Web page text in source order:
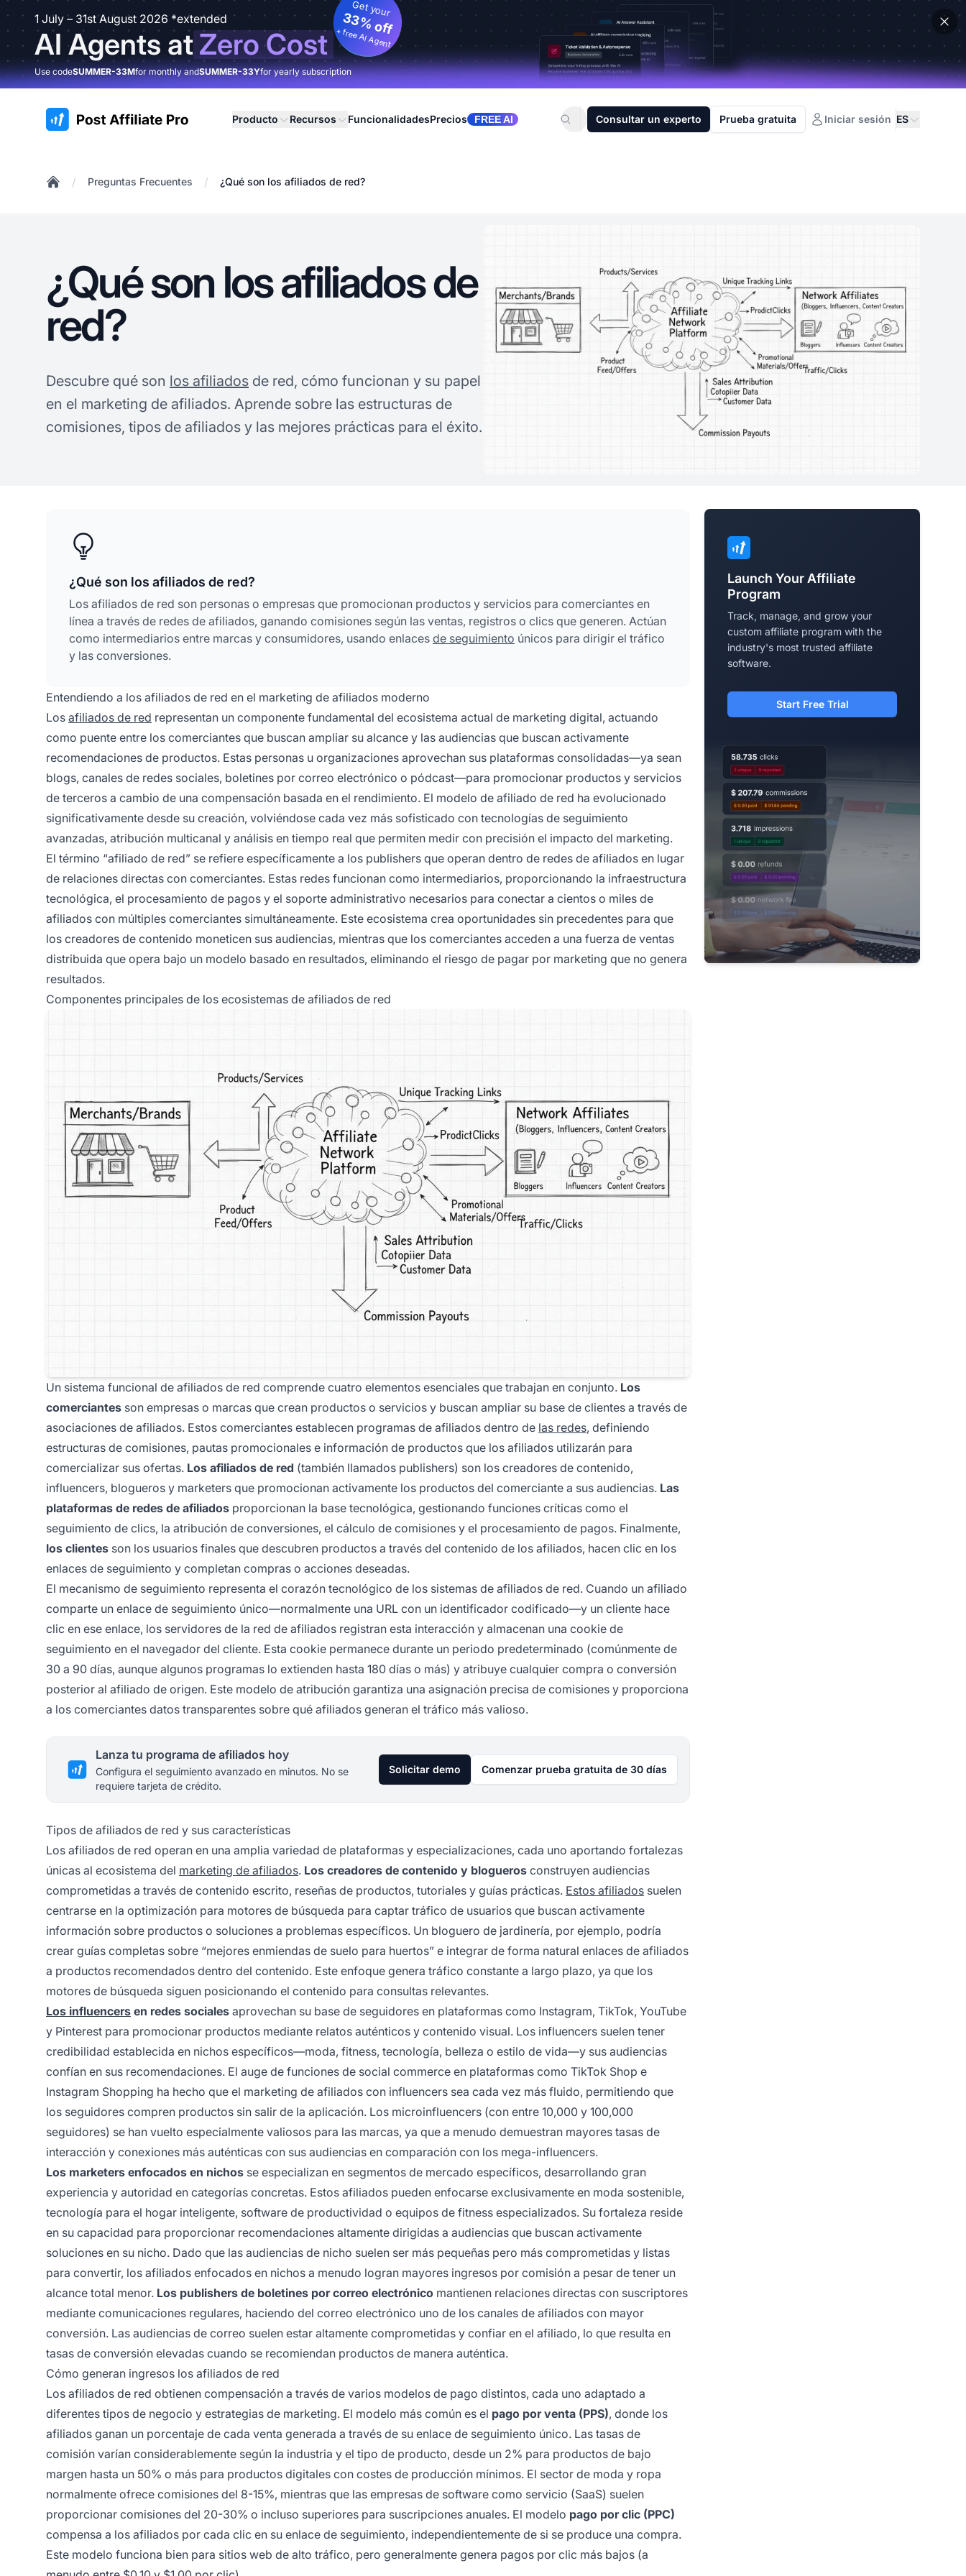
1 July – 31st August 2026 *extended
AI Agents atZero Cost
Get your
33% off
+ free AI Agent
Use codeSUMMER-33Mfor monthly andSUMMER-33Yfor yearly subscription
:site.title Producto Recursos FuncionalidadesPrecios FREE AI Consultar un experto Prueba gratuita Iniciar sesión ES
/ Preguntas Frecuentes / ¿Qué son los afiliados de red?
¿Qué son los afiliados de
red?
Descubre qué son los afiliados de red, cómo funcionan y su papel
en el marketing de afiliados. Aprende sobre las estructuras de
comisiones, tipos de afiliados y las mejores prácticas para el éxito.
¿Qué son los afiliados de red?
Los afiliados de red son personas o empresas que promocionan productos y servicios para comerciantes en
línea a través de redes de afiliados, ganando comisiones según las ventas, registros o clics que generen. Actúan
como intermediarios entre marcas y consumidores, usando enlaces de seguimiento únicos para dirigir el tráfico
y las conversiones.
Entendiendo a los afiliados de red en el marketing de afiliados moderno
Los afiliados de red representan un componente fundamental del ecosistema actual de marketing digital, actuando
como puente entre los comerciantes que buscan ampliar su alcance y las audiencias que buscan activamente
recomendaciones de productos. Estas personas u organizaciones aprovechan sus plataformas consolidadas—ya sean
blogs, canales de redes sociales, boletines por correo electrónico o pódcast—para promocionar productos y servicios
de terceros a cambio de una compensación basada en el rendimiento. El modelo de afiliado de red ha evolucionado
significativamente desde su creación, volviéndose cada vez más sofisticado con tecnologías de seguimiento
avanzadas, atribución multicanal y análisis en tiempo real que permiten medir con precisión el impacto del marketing.
El término “afiliado de red” se refiere específicamente a los publishers que operan dentro de redes de afiliados en lugar
de relaciones directas con comerciantes. Estas redes funcionan como intermediarios, proporcionando la infraestructura
tecnológica, el procesamiento de pagos y el soporte administrativo necesarios para conectar a cientos o miles de
afiliados con múltiples comerciantes simultáneamente. Este ecosistema crea oportunidades sin precedentes para que
los creadores de contenido moneticen sus audiencias, mientras que los comerciantes acceden a una fuerza de ventas
distribuida que opera bajo un modelo basado en resultados, eliminando el riesgo de pagar por marketing que no genera
resultados.
Componentes principales de los ecosistemas de afiliados de red
Un sistema funcional de afiliados de red comprende cuatro elementos esenciales que trabajan en conjunto. Los
comerciantes son empresas o marcas que crean productos o servicios y buscan ampliar su base de clientes a través de
asociaciones de afiliados. Estos comerciantes establecen programas de afiliados dentro de las redes, definiendo
estructuras de comisiones, pautas promocionales e información de productos que los afiliados utilizarán para
comercializar sus ofertas. Los afiliados de red (también llamados publishers) son los creadores de contenido,
influencers, blogueros y marketers que promocionan activamente los productos del comerciante a sus audiencias. Las
plataformas de redes de afiliados proporcionan la base tecnológica, gestionando funciones críticas como el
seguimiento de clics, la atribución de conversiones, el cálculo de comisiones y el procesamiento de pagos. Finalmente,
los clientes son los usuarios finales que descubren productos a través del contenido de los afiliados, hacen clic en los
enlaces de seguimiento y completan compras o acciones deseadas.
El mecanismo de seguimiento representa el corazón tecnológico de los sistemas de afiliados de red. Cuando un afiliado
comparte un enlace de seguimiento único—normalmente una URL con un identificador codificado—y un cliente hace
clic en ese enlace, los servidores de la red de afiliados registran esta interacción y almacenan una cookie de
seguimiento en el navegador del cliente. Esta cookie permanece durante un periodo predeterminado (comúnmente de
30 a 90 días, aunque algunos programas lo extienden hasta 180 días o más) y atribuye cualquier compra o conversión
posterior al afiliado de origen. Este modelo de atribución garantiza una asignación precisa de comisiones y proporciona
a los comerciantes datos transparentes sobre qué afiliados generan el tráfico más valioso.
Lanza tu programa de afiliados hoy
Configura el seguimiento avanzado en minutos. No se
requiere tarjeta de crédito.
Solicitar demo Comenzar prueba gratuita de 30 días
Tipos de afiliados de red y sus características
Los afiliados de red operan en una amplia variedad de plataformas y especializaciones, cada uno aportando fortalezas
únicas al ecosistema del marketing de afiliados. Los creadores de contenido y blogueros construyen audiencias
comprometidas a través de contenido escrito, reseñas de productos, tutoriales y guías prácticas. Estos afiliados suelen
centrarse en la optimización para motores de búsqueda para captar tráfico de usuarios que buscan activamente
información sobre productos o soluciones a problemas específicos. Un bloguero de jardinería, por ejemplo, podría
crear guías completas sobre “mejores enmiendas de suelo para huertos” e integrar de forma natural enlaces de afiliados
a productos recomendados dentro del contenido. Este enfoque genera tráfico constante a largo plazo, ya que los
motores de búsqueda siguen posicionando el contenido para consultas relevantes.
Los influencers en redes sociales aprovechan su base de seguidores en plataformas como Instagram, TikTok, YouTube
y Pinterest para promocionar productos mediante relatos auténticos y contenido visual. Los influencers suelen tener
credibilidad establecida en nichos específicos—moda, fitness, tecnología, belleza o estilo de vida—y sus audiencias
confían en sus recomendaciones. El auge de funciones de social commerce en plataformas como TikTok Shop e
Instagram Shopping ha hecho que el marketing de afiliados con influencers sea cada vez más fluido, permitiendo que
los seguidores compren productos sin salir de la aplicación. Los microinfluencers (con entre 10,000 y 100,000
seguidores) se han vuelto especialmente valiosos para las marcas, ya que a menudo demuestran mayores tasas de
interacción y conexiones más auténticas con sus audiencias en comparación con los mega-influencers.
Los marketers enfocados en nichos se especializan en segmentos de mercado específicos, desarrollando gran
experiencia y autoridad en categorías concretas. Estos afiliados pueden enfocarse exclusivamente en moda sostenible,
tecnología para el hogar inteligente, software de productividad o equipos de fitness especializados. Su fortaleza reside
en su capacidad para proporcionar recomendaciones altamente dirigidas a audiencias que buscan activamente
soluciones en su nicho. Dado que las audiencias de nicho suelen ser más pequeñas pero más comprometidas y listas
para convertir, los afiliados enfocados en nichos a menudo logran mayores ingresos por comisión a pesar de tener un
alcance total menor. Los publishers de boletines por correo electrónico mantienen relaciones directas con suscriptores
mediante comunicaciones regulares, haciendo del correo electrónico uno de los canales de afiliados con mayor
conversión. Las audiencias de correo suelen estar altamente comprometidas y confiar en el afiliado, lo que resulta en
tasas de conversión elevadas cuando se recomiendan productos de manera auténtica.
Cómo generan ingresos los afiliados de red
Los afiliados de red obtienen compensación a través de varios modelos de pago distintos, cada uno adaptado a
diferentes tipos de negocio y estrategias de marketing. El modelo más común es el pago por venta (PPS), donde los
afiliados ganan un porcentaje de cada venta generada a través de su enlace de seguimiento único. Las tasas de
comisión varían considerablemente según la industria y el tipo de producto, desde un 2% para productos de bajo
margen hasta un 50% o más para productos digitales con costes de producción mínimos. El sector de moda y ropa
normalmente ofrece comisiones del 8-15%, mientras que las empresas de software como servicio (SaaS) suelen
proporcionar comisiones del 20-30% o incluso superiores para suscripciones anuales. El modelo pago por clic (PPC)
compensa a los afiliados por cada clic en su enlace de seguimiento, independientemente de si se produce una compra.
Este modelo funciona bien para sitios web de alto tráfico, pero generalmente genera pagos por clic más bajos (a
Launch Your Affiliate
Program
Track, manage, and grow your
custom affiliate program with the
industry's most trusted affiliate
software.
Start Free Trial